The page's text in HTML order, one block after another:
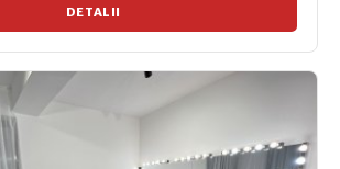
DETALII